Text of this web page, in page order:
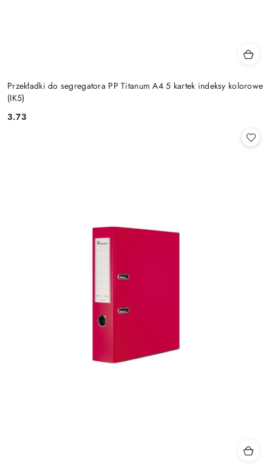
Przekładki do segregatora PP Titanum A4 5 kartek indeksy kolorowe
(IK5)
Cena:
3.73